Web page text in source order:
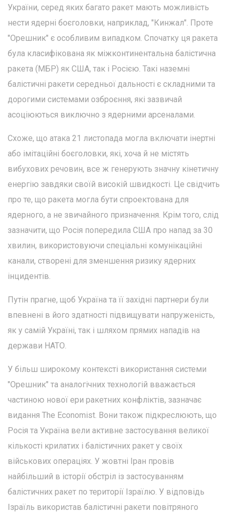
України, серед яких багато ракет мають можливість
нести ядерні боєголовки, наприклад, "Кинжал". Проте
"Орешник" є особливим випадком. Спочатку ця ракета
була класифікована як міжконтинентальна балістична
ракета (МБР) як США, так і Росією. Такі наземні
балістичні ракети середньої дальності є складними та
дорогими системами озброєння, які зазвичай
асоціюються виключно з ядерними арсеналами.
Схоже, що атака 21 листопада могла включати інертні
або імітаційні боєголовки, які, хоча й не містять
вибухових речовин, все ж генерують значну кінетичну
енергію завдяки своїй високій швидкості. Це свідчить
про те, що ракета могла бути спроектована для
ядерного, а не звичайного призначення. Крім того, слід
зазначити, що Росія попередила США про напад за 30
хвилин, використовуючи спеціальні комунікаційні
канали, створені для зменшення ризику ядерних
інцидентів.
Путін прагне, щоб Україна та її західні партнери були
впевнені в його здатності підвищувати напруженість,
як у самій Україні, так і шляхом прямих нападів на
держави НАТО.
У більш широкому контексті використання системи
"Орешник" та аналогічних технологій вважається
частиною нової ери ракетних конфліктів, зазначає
видання The Economist. Вони також підкреслюють, що
Росія та Україна вели активне застосування великої
кількості крилатих і балістичних ракет у своїх
військових операціях. У жовтні Іран провів
найбільший в історії обстріл із застосуванням
балістичних ракет по території Ізраїлю. У відповідь
Ізраїль використав балістичні ракети повітряного